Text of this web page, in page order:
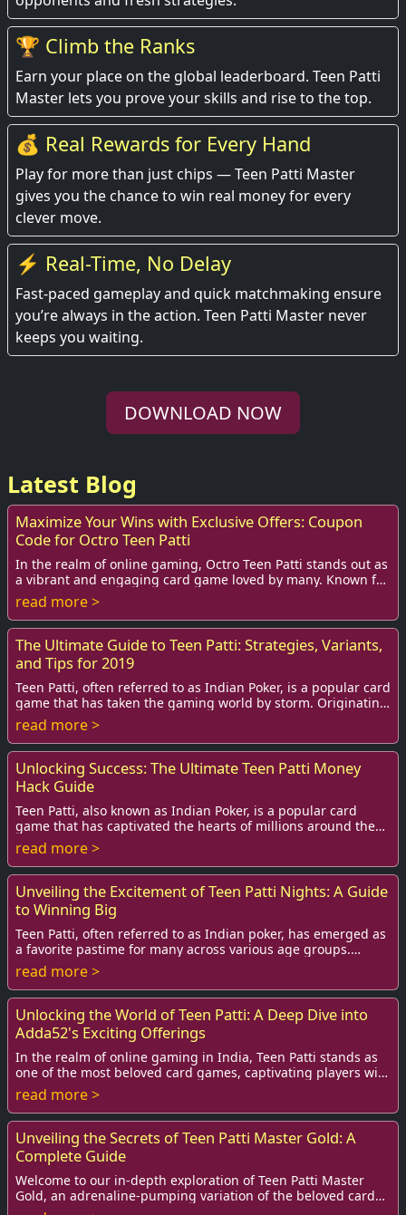
🏆 Climb the Ranks
Earn your place on the global leaderboard. Teen Patti
Master lets you prove your skills and rise to the top.
💰 Real Rewards for Every Hand
Play for more than just chips — Teen Patti Master
gives you the chance to win real money for every
clever move.
⚡ Real-Time, No Delay
Fast-paced gameplay and quick matchmaking ensure
you’re always in the action. Teen Patti Master never
keeps you waiting.
DOWNLOAD NOW
Latest Blog
Maximize Your Wins with Exclusive Offers: Coupon
Code for Octro Teen Patti
In the realm of online gaming, Octro Teen Patti stands out as
a vibrant and engaging card game loved by many. Known for
its strategic depth, social in...
read more >
The Ultimate Guide to Teen Patti: Strategies, Variants,
and Tips for 2019
Teen Patti, often referred to as Indian Poker, is a popular card
game that has taken the gaming world by storm. Originating
in India, this game is wid...
read more >
Unlocking Success: The Ultimate Teen Patti Money
Hack Guide
Teen Patti, also known as Indian Poker, is a popular card
game that has captivated the hearts of millions around the
world. Whether you’re playing amo...
read more >
Unveiling the Excitement of Teen Patti Nights: A Guide
to Winning Big
Teen Patti, often referred to as Indian poker, has emerged as
a favorite pastime for many across various age groups.
However, it is especially popular...
read more >
Unlocking the World of Teen Patti: A Deep Dive into
Adda52's Exciting Offerings
In the realm of online gaming in India, Teen Patti stands as
one of the most beloved card games, captivating players with
its blend of strategy, chanc...
read more >
Unveiling the Secrets of Teen Patti Master Gold: A
Complete Guide
Welcome to our in-depth exploration of Teen Patti Master
Gold, an adrenaline-pumping variation of the beloved card
game Teen Patti, also known as Indi...